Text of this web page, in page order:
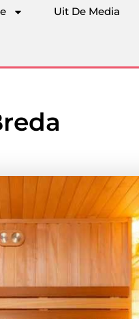
Uit De Media